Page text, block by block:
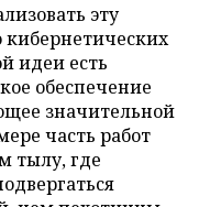
эту
идеи есть
обеспечение
значительной
часть работ
тылу, где